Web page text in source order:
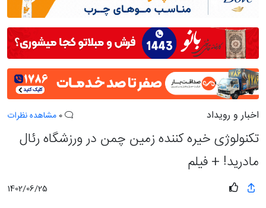
اخبار و رویداد مشاهده نظرات
تکنولوژی خیره کننده زمین چمن در ورزشگاه رئال
مادرید! + فیلم
1402/06/25